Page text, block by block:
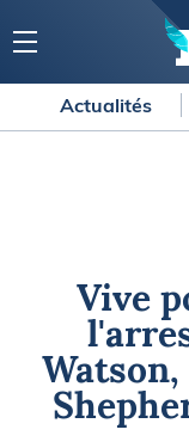
Actualités
Vive